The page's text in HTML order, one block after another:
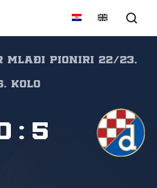
mlađi pioniri 22/23,
kolo
: 5